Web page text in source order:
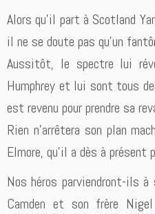
Alors qu’il part à Scotland
il ne se doute pas qu’un
Aussitôt, le spectre lui
Humphrey et lui sont tous
est revenu pour prendre sa
Rien n’arrêtera son plan
Elmore, qu’il a dès à présent
Nos héros parviendront-ils
Camden et son frère